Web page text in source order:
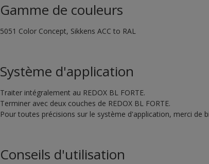
Gamme de couleurs
5051 Color Concept, Sikkens ACC to RAL
Système d'application
Traiter intégralement au REDOX BL FORTE.
Terminer avec deux couches de REDOX BL FORTE.
Pour toutes précisions sur le système d'application, merci de
Conseils d'utilisation